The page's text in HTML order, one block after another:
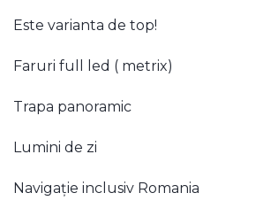
Este varianta de top!
Faruri full led ( metrix)
Trapa panoramic
Lumini de zi
Navigație inclusiv Romania